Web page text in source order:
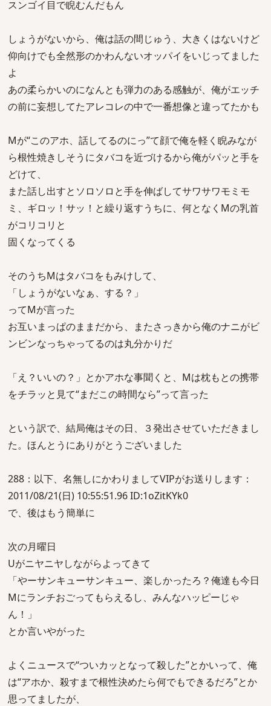
スンゴイ目で睨むんだもん
しょうがないから、俺は話の間じゅう、大きくはないけど
仰向けでも全然形のかわんないオッパイをいじってました
よ
あの柔らかいのになんとも弾力のある感触が、俺がエッチ
の前に妄想してたアレコレの中で一番想像と違ってたかも
Mが“このアホ、話してるのにっ”て顔で俺を軽く睨みなが
ら根性焼きしそうにタバコを近づけるから俺がパッと手を
どけて、
また話し出すとソロソロと手を伸ばしてサワサワモミモ
ミ、ギロッ！サッ！と繰り返すうちに、何となくMの乳首
がコリコリと
固くなってくる
そのうちMはタバコをもみけして、
「しょうがないなぁ、する？」
ってMが言った
お互いまっぱのままだから、またさっきから俺のナニがビ
ンビンなっちゃってるのは丸分かりだ
「え？いいの？」とかアホな事聞くと、Mは枕もとの携帯
をチラッと見て“まだこの時間なら”って言った
という訳で、結局俺はその日、３発出させていただきまし
た。ほんとうにありがとうございました
288：以下、名無しにかわりましてVIPがお送りします：
2011/08/21(日) 10:55:51.96 ID:1oZitKYk0
で、後はもう簡単に
次の月曜日
Uがニヤニヤしながらよってきて
「やーサンキューサンキュー、楽しかったろ？俺達も今日
Mにランチおごってもらえるし、みんなハッピーじゃ
ん！」
とか言いやがった
よくニュースで“ついカッとなって殺した”とかいって、俺
は“アホか、殺すまで根性決めたら何でもできるだろ”とか
思ってましたが、